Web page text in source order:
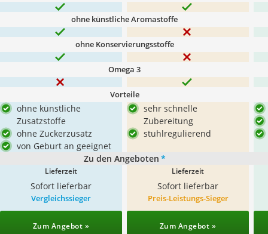
ohne künstliche Aromastoffe
ohne Konservierungsstoffe
Omega 3
Vorteile
ohne künstliche
Zusatzstoffe
ohne Zuckerzusatz
von Geburt an geeignet
sehr schnelle
Zubereitung
stuhlregulierend
Zu den Angeboten *
Lieferzeit
Sofort lieferbar
Lieferzeit
Sofort lieferbar
Vergleichssieger
Zum Angebot »
Preis-Leistungs-Sieger
Zum Angebot »